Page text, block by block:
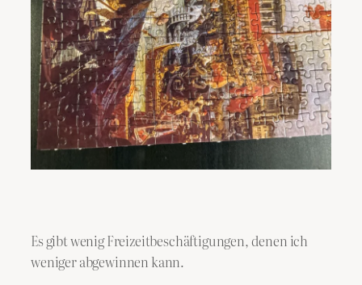
Es gibt wenig Freizeitbeschäftigungen, denen ich
weniger abgewinnen kann.